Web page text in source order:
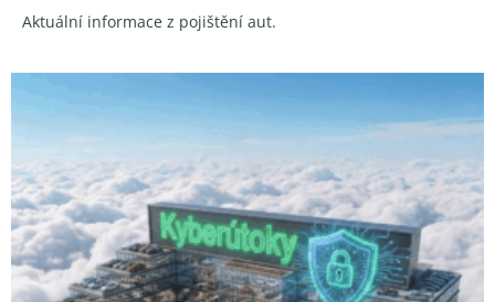
Aktuální informace z pojištění aut.